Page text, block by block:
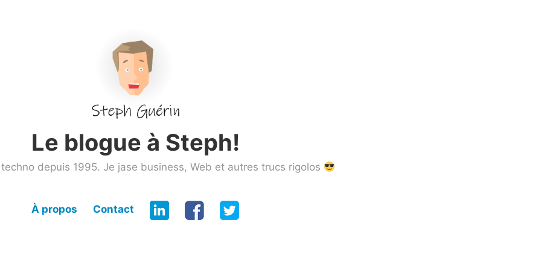
Le blogue à Steph!
depuis 1995. Je jase business, Web et autres trucs rigolos
À propos Contact